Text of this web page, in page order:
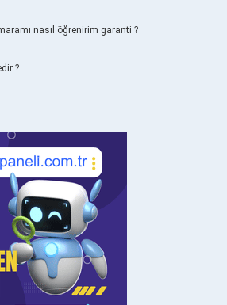
nasıl öğrenirim garanti ?
?